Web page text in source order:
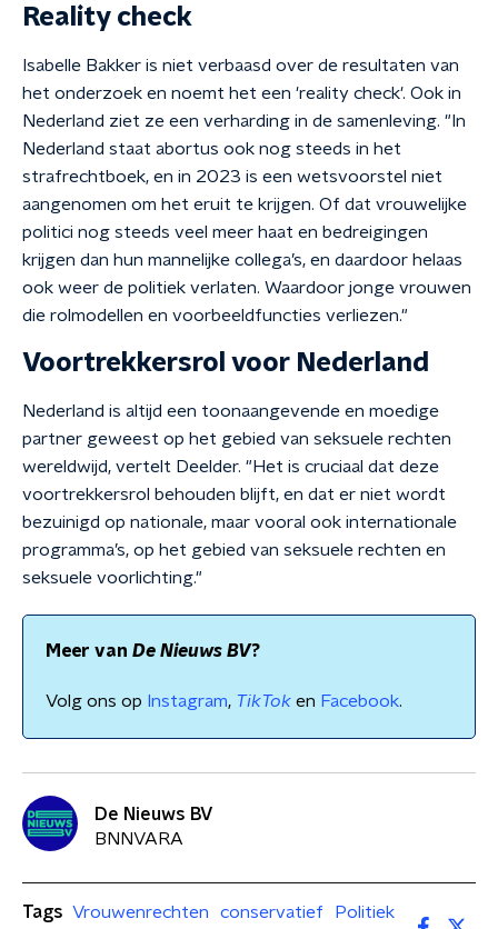
Reality check
Isabelle Bakker is niet verbaasd over de resultaten van
het onderzoek en noemt het een 'reality check'. Ook in
Nederland ziet ze een verharding in de samenleving. "In
Nederland staat abortus ook nog steeds in het
strafrechtboek, en in 2023 is een wetsvoorstel niet
aangenomen om het eruit te krijgen. Of dat vrouwelijke
politici nog steeds veel meer haat en bedreigingen
krijgen dan hun mannelijke collega’s, en daardoor helaas
ook weer de politiek verlaten. Waardoor jonge vrouwen
die rolmodellen en voorbeeldfuncties verliezen."
Voortrekkersrol voor Nederland
Nederland is altijd een toonaangevende en moedige
partner geweest op het gebied van seksuele rechten
wereldwijd, vertelt Deelder. "Het is cruciaal dat deze
voortrekkersrol behouden blijft, en dat er niet wordt
bezuinigd op nationale, maar vooral ook internationale
programma’s, op het gebied van seksuele rechten en
seksuele voorlichting."
Meer van De Nieuws BV?
Volg ons op Instagram, TikTok en Facebook.
De Nieuws BV
BNNVARA
Tags Vrouwenrechten conservatief
Politiek